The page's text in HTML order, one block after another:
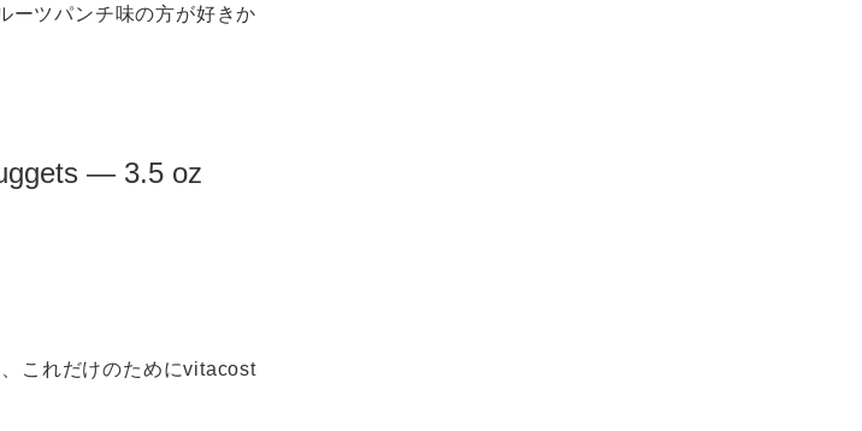
ーツパンチ味の方が好きか
— 3.5 oz
これだけのためにvitacost